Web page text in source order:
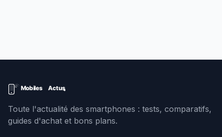
Toute l'actualité des smartphones : tests, comparatifs,
guides d'achat et bons plans.